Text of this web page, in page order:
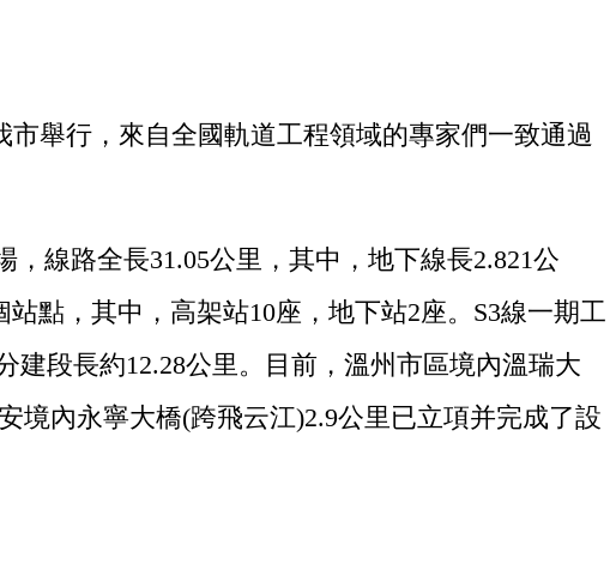
舉行，來自全國軌道工程領域的專家們一致通過
線路全長31.05公里，其中，地下線長2.821公
點，其中，高架站10座，地下站2座。S3線一期工
建段長約12.28公里。目前，溫州市區境內溫瑞大
境內永寧大橋(跨飛云江)2.9公里已立項并完成了設